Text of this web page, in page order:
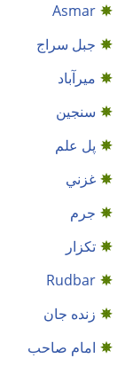
Asmar
جبل سراج
میرآباد
سنجين
پل علم
غزني
جرم
تکزار
Rudbar
زنده جان
امام صاحب